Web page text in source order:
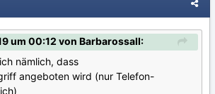
um 00:12 von BarbarossaII:
nämlich, dass
angeboten wird (nur Telefon-